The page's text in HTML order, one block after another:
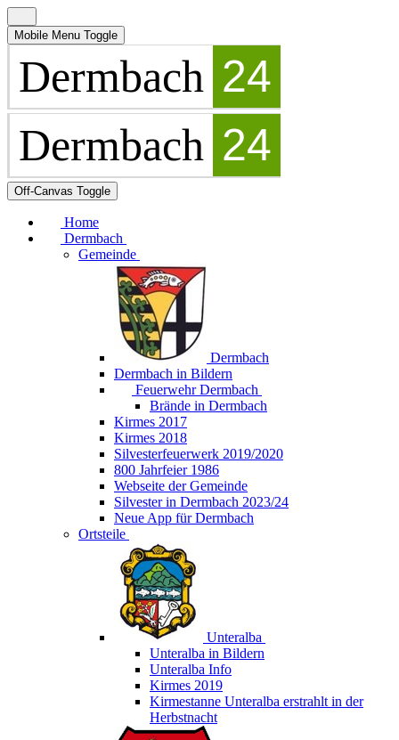
Mobile Menu Toggle
Off-Canvas Toggle
Home
Dermbach
Gemeinde
Dermbach
Dermbach in Bildern
Feuerwehr Dermbach
Brände in Dermbach
Kirmes 2017
Kirmes 2018
Silvesterfeuerwerk 2019/2020
800 Jahrfeier 1986
Webseite der Gemeinde
Silvester in Dermbach 2023/24
Neue App für Dermbach
Ortsteile
Unteralba
Unteralba in Bildern
Unteralba Info
Kirmes 2019
Kirmestanne Unteralba erstrahlt in der
Herbstnacht